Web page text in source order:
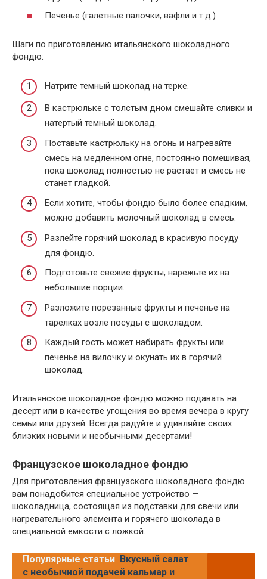
Печенье (галетные палочки, вафли и т.д.)
Шаги по приготовлению итальянского шоколадного
фондю:
Натрите темный шоколад на терке.
В кастрюльке с толстым дном смешайте сливки и
натертый темный шоколад.
Поставьте кастрюльку на огонь и нагревайте
смесь на медленном огне, постоянно помешивая,
пока шоколад полностью не растает и смесь не
станет гладкой.
Если хотите, чтобы фондю было более сладким,
можно добавить молочный шоколад в смесь.
Разлейте горячий шоколад в красивую посуду
для фондю.
Подготовьте свежие фрукты, нарежьте их на
небольшие порции.
Разложите порезанные фрукты и печенье на
тарелках возле посуды с шоколадом.
Каждый гость может набирать фрукты или
печенье на вилочку и окунать их в горячий
шоколад.
Итальянское шоколадное фондю можно подавать на
десерт или в качестве угощения во время вечера в кругу
семьи или друзей. Всегда радуйте и удивляйте своих
близких новыми и необычными десертами!
Французское шоколадное фондю
Для приготовления французского шоколадного фондю
вам понадобится специальное устройство —
шоколадница, состоящая из подставки для свечи или
нагревательного элемента и горячего шоколада в
специальной емкости с ложкой.
Популярные статьи Вкусный салат
с необычной подачей кальмар и